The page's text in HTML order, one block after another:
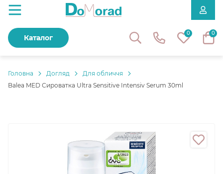
0 0
Каталог
Головнa Догляд
Для обличчя
Balea MED Сироватка Ultra Sensitive Intensiv Serum 30ml